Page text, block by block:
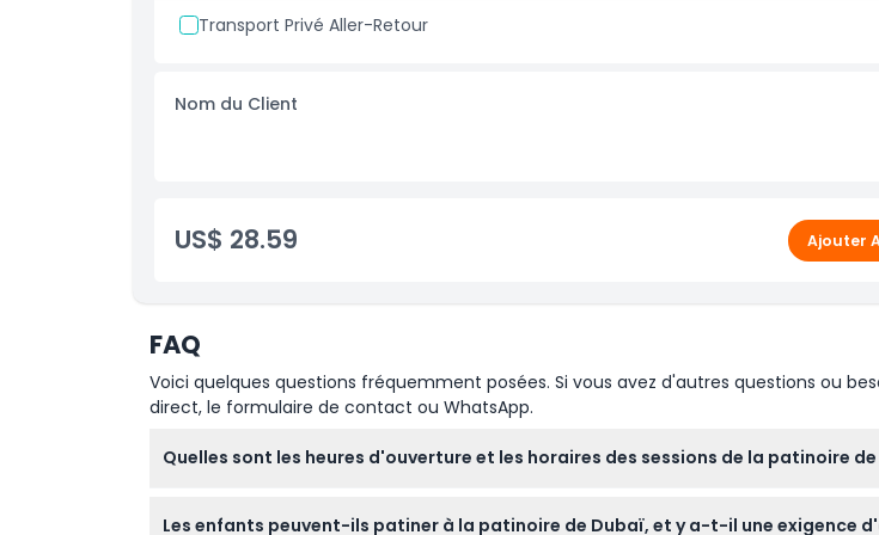
Heures d'ouverture
Transport Privé Aller-Retour
Nom du Client
US$ 28.59 Ajouter
FAQ
Voici quelques questions fréquemment posées. Si vous avez d'autres questions ou
direct, le formulaire de contact ou WhatsApp.
Quelles sont les heures d'ouverture et les horaires des sessions de la patinoire de
soirées disco et les sessions de chute de neige. La dernière session commence à
Les enfants peuvent-ils patiner à la patinoire de Dubaï, et y a-t-il une exigence